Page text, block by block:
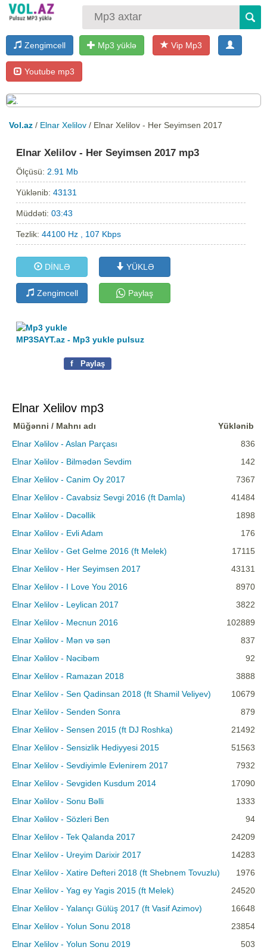
Zengimcell Mp3 yüklə Vip Mp3
Youtube mp3
Vol.az / Elnar Xelilov / Elnar Xelilov - Her Seyimsen 2017
Elnar Xelilov - Her Seyimsen 2017 mp3
Ölçüsü: 2.91 Mb
Yüklənib:43131
Müddəti:03:43
Tezlik:44100 Hz , 107 Kbps
DİNLƏ YÜKLƏ
Zengimcell Paylaş
MP3SAYT.az - Mp3 yukle pulsuz
f Paylaş
Elnar Xelilov mp3
Müğənni / Mahnı adı
Yüklənib
Elnar Xəlilov - Aslan Parçası
836
Elnar Xəlilov - Bilmədən Sevdim
142
Elnar Xelilov - Canim Oy 2017
7367
Elnar Xelilov - Cavabsiz Sevgi 2016 (ft Damla)
41484
Elnar Xəlilov - Dəcəllik
1898
Elnar Xəlilov - Evli Adam
176
Elnar Xelilov - Get Gelme 2016 (ft Melek)
17115
Elnar Xelilov - Her Seyimsen 2017
43131
Elnar Xelilov - I Love You 2016
8970
Elnar Xelilov - Leylican 2017
3822
Elnar Xelilov - Mecnun 2016
102889
Elnar Xəlilov - Mən və sən
837
Elnar Xəlilov - Nəcibəm
92
Elnar Xelilov - Ramazan 2018
3888
Elnar Xelilov - Sen Qadinsan 2018 (ft Shamil Veliyev)
10679
Elnar Xelilov - Senden Sonra
879
Elnar Xelilov - Sensen 2015 (ft DJ Roshka)
21492
Elnar Xelilov - Sensizlik Hediyyesi 2015
51563
Elnar Xelilov - Sevdiyimle Evlenirem 2017
7932
Elnar Xelilov - Sevgiden Kusdum 2014
17090
Elnar Xəlilov - Sonu Bəlli
1333
Elnar Xəlilov - Sözleri Ben
94
Elnar Xelilov - Tek Qalanda 2017
24209
Elnar Xelilov - Ureyim Darixir 2017
14283
Elnar Xelilov - Xatire Defteri 2018 (ft Shebnem Tovuzlu)
1976
Elnar Xelilov - Yag ey Yagis 2015 (ft Melek)
24520
Elnar Xelilov - Yalançı Gülüş 2017 (ft Vasif Azimov)
16648
Elnar Xelilov - Yolun Sonu 2018
23854
Elnar Xelilov - Yolun Sonu 2019
503